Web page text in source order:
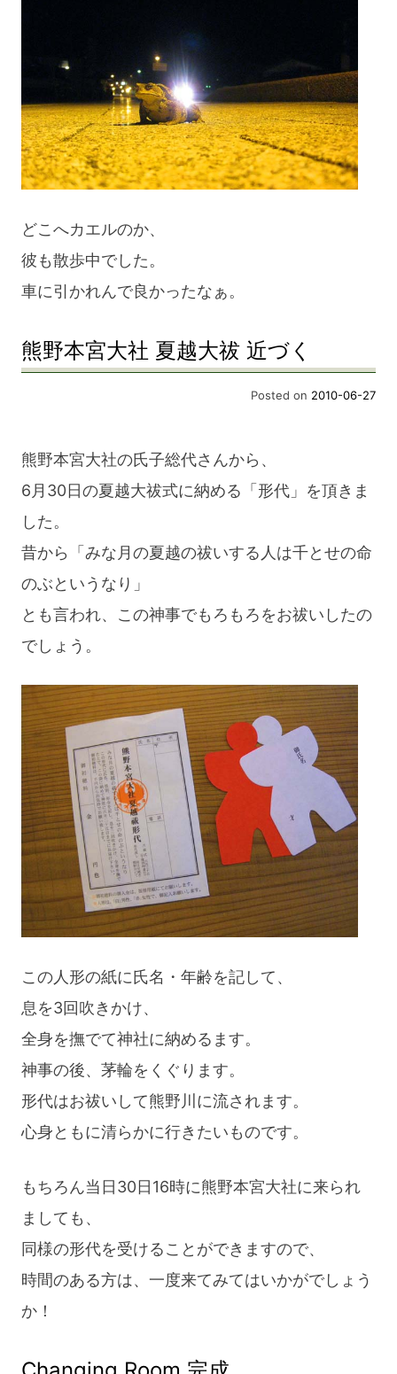
どこへカエルのか、
彼も散歩中でした。
車に引かれんで良かったなぁ。
熊野本宮大社 夏越大祓 近づく
Posted on 2010-06-27
熊野本宮大社の氏子総代さんから、
6月30日の夏越大祓式に納める「形代」を頂きま
した。
昔から「みな月の夏越の祓いする人は千とせの命
のぶというなり」
とも言われ、この神事でもろもろをお祓いしたの
でしょう。
この人形の紙に氏名・年齢を記して、
息を3回吹きかけ、
全身を撫でて神社に納めるます。
神事の後、茅輪をくぐります。
形代はお祓いして熊野川に流されます。
心身ともに清らかに行きたいものです。
もちろん当日30日16時に熊野本宮大社に来られ
ましても、
同様の形代を受けることができますので、
時間のある方は、一度来てみてはいかがでしょう
か！